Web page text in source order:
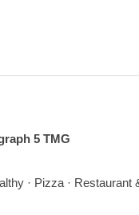
5 TMG
· Pizza · Restaurant